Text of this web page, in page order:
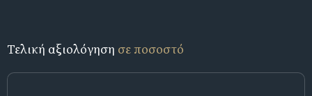
Τελική αξιολόγηση σε ποσοστό